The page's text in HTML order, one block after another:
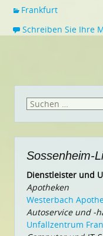
Frankfurt
Schreiben Sie Ihre
Suchen
Sossenheim-
Dienstleister und
Apotheken
Westerbach
Autoservice und -
Unfallzentrum